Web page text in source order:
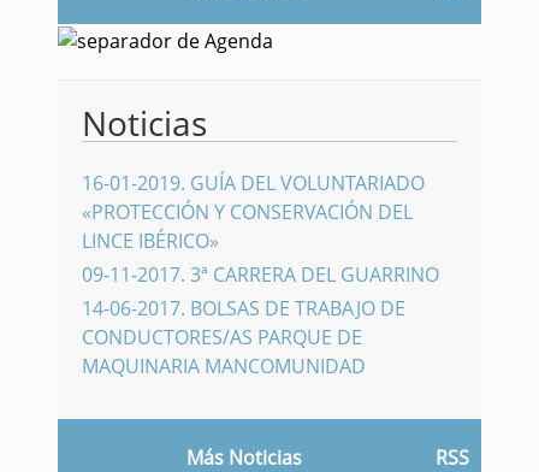
Noticias
16-01-2019. GUÍA DEL VOLUNTARIADO
«PROTECCIÓN Y CONSERVACIÓN DEL
LINCE IBÉRICO»
09-11-2017. 3ª CARRERA DEL GUARRINO
14-06-2017. BOLSAS DE TRABAJO DE
CONDUCTORES/AS PARQUE DE
MAQUINARIA MANCOMUNIDAD
Más Noticias RSS